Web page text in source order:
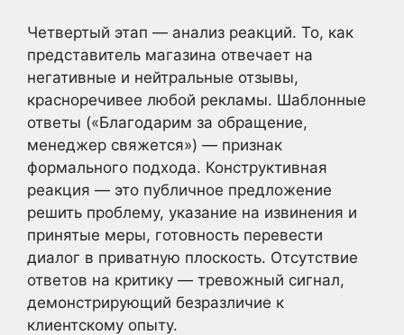
Четвертый этап — анализ реакций. То, как
представитель магазина отвечает на
негативные и нейтральные отзывы,
красноречивее любой рекламы. Шаблонные
ответы («Благодарим за обращение,
менеджер свяжется») — признак
формального подхода. Конструктивная
реакция — это публичное предложение
решить проблему, указание на извинения и
принятые меры, готовность перевести
диалог в приватную плоскость. Отсутствие
ответов на критику — тревожный сигнал,
демонстрирующий безразличие к
клиентскому опыту.